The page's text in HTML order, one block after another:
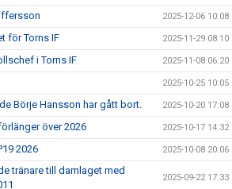
2025-12-06 10:08
för Torns IF 2025-11-29 08:10
i Torns IF 2025-11-08 06:20
2025-10-25 10:05
Börje Hansson har gått bort. 2025-10-20 17:08
över 2026 2025-10-17 14:32
2026 2025-10-08 20:06
tränare till damlaget med
2025-09-22 17:33